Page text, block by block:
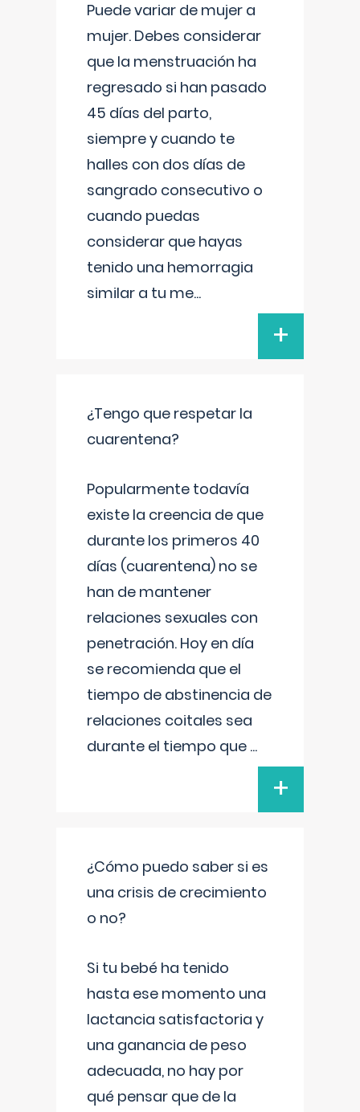
Puede variar de mujer a
mujer. Debes considerar
que la menstruación ha
regresado si han pasado
45 días del parto,
siempre y cuando te
halles con dos días de
sangrado consecutivo o
cuando puedas
considerar que hayas
tenido una hemorragia
similar a tu me...
+
¿Tengo que respetar la
cuarentena?
Popularmente todavía
existe la creencia de que
durante los primeros 40
días (cuarentena) no se
han de mantener
relaciones sexuales con
penetración. Hoy en día
se recomienda que el
tiempo de abstinencia de
relaciones coitales sea
durante el tiempo que ...
+
¿Cómo puedo saber si es
una crisis de crecimiento
o no?
Si tu bebé ha tenido
hasta ese momento una
lactancia satisfactoria y
una ganancia de peso
adecuada, no hay por
qué pensar que de la